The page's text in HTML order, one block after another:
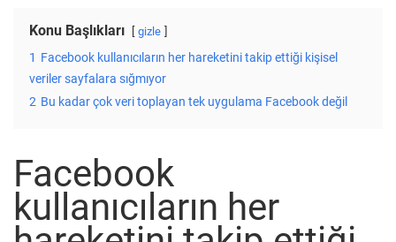
Konu Başlıkları gizle
1 Facebook kullanıcıların her hareketini takip ettiği kişisel
veriler sayfalara sığmıyor
2 Bu kadar çok veri toplayan tek uygulama Facebook değil
Facebook
kullanıcıların her